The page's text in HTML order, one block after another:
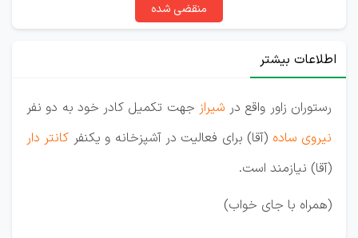
منقضی شده
اطلاعات بیشتر
رستوران زاور واقع در شیراز جهت تکمیل کادر خود به دو نفر
نیروی ساده (آقا) برای فعالیت در آشپزخانه و یکنفر کانتر دار
(آقا) نیازمند است.
(همراه با جای خواب)